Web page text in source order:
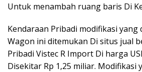
Untuk menambah ruang baris Di
Kendaraan Pribadi modifikasi yang
Wagon ini ditemukan Di situs jual
Pribadi Vistec R Import Di harga
Disekitar Rp 1,25 miliar. Modifikasi